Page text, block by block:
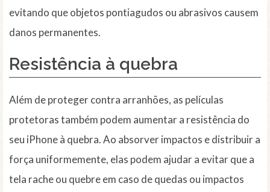
evitando que objetos pontiagudos ou abrasivos causem
danos permanentes.
Resistência à quebra
Além de proteger contra arranhões, as películas
protetoras também podem aumentar a resistência do
seu iPhone à quebra. Ao absorver impactos e distribuir a
força uniformemente, elas podem ajudar a evitar que a
tela rache ou quebre em caso de quedas ou impactos